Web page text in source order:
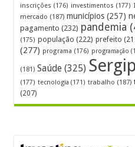
inscrições (176) investimentos (177)
mercado (187) municípios (257)
pagamento (232) pandemia
(175) população (222) prefeito
(277) programa (176) programação
(181) Saúde (325)
(177) tecnologia (171) trabalho (187)
(207)